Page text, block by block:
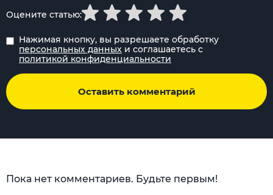
Нажимая кнопку, вы разрешаете обработку
персональных данных и соглашаетесь с
политикой конфиденциальности
Оставить комментарий
Оцените статью:
Пока нет комментариев. Будьте первым!